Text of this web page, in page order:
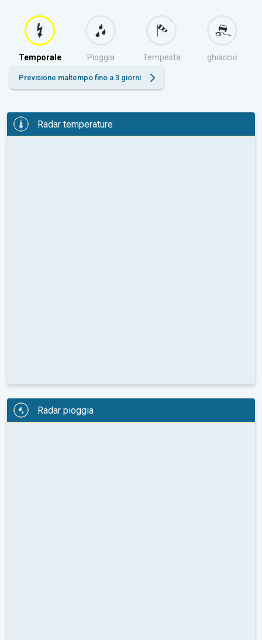
Temporale Pioggia Tempesta ghiaccio
Previsione maltempo fino a 3 giorni
Radar temperature
Radar pioggia